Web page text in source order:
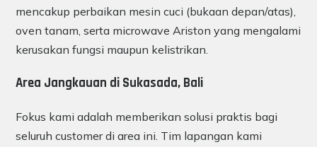
mencakup perbaikan mesin cuci (bukaan depan/atas),
oven tanam, serta microwave Ariston yang mengalami
kerusakan fungsi maupun kelistrikan.
Area Jangkauan di Sukasada, Bali
Fokus kami adalah memberikan solusi praktis bagi
seluruh customer di area ini. Tim lapangan kami